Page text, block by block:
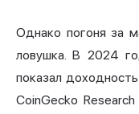
Однако погоня за
ловушка. В 2024
показал
CoinGecko Research